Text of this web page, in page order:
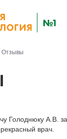
Отзывы
Голоднюку А.В.
врач.